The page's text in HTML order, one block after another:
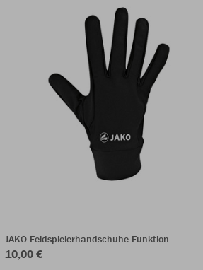
JAKO Feldspielerhandschuhe Funktion
10,00 €